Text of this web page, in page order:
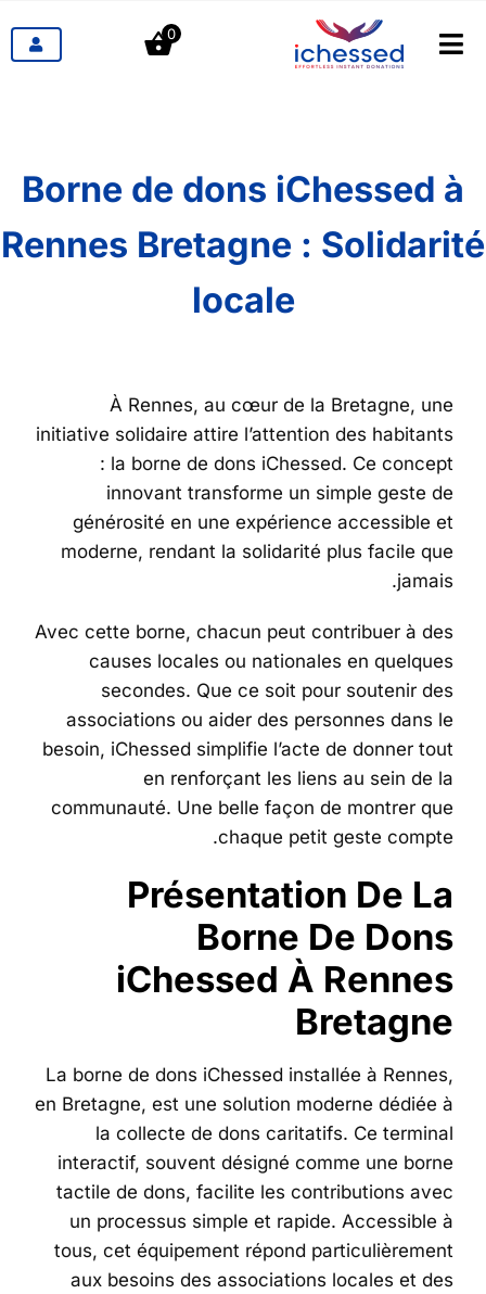
לתוכן
לעבור
תעשיות
תמחור
0
Borne de dons iChessed à
Rennes Bretagne : Solidarité
locale
À Rennes, au cœur de la Bretagne, une
initiative solidaire attire l’attention des habitants
: la borne de dons iChessed. Ce concept
innovant transforme un simple geste de
générosité en une expérience accessible et
moderne, rendant la solidarité plus facile que
jamais.
Avec cette borne, chacun peut contribuer à des
causes locales ou nationales en quelques
secondes. Que ce soit pour soutenir des
associations ou aider des personnes dans le
besoin, iChessed simplifie l’acte de donner tout
en renforçant les liens au sein de la
communauté. Une belle façon de montrer que
chaque petit geste compte.
Présentation De La
Borne De Dons
iChessed À Rennes
Bretagne
La borne de dons iChessed installée à Rennes,
en Bretagne, est une solution moderne dédiée à
la collecte de dons caritatifs. Ce terminal
interactif, souvent désigné comme une borne
tactile de dons, facilite les contributions avec
un processus simple et rapide. Accessible à
tous, cet équipement répond particulièrement
aux besoins des associations locales et des